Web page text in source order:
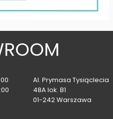
Al. Prymasa Tysiąclecia
48A lok. B1
01-242 Warszawa